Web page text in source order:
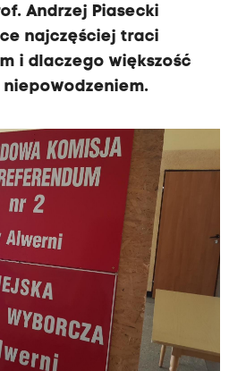
Andrzej Piasecki
najczęściej traci
i dlaczego większość